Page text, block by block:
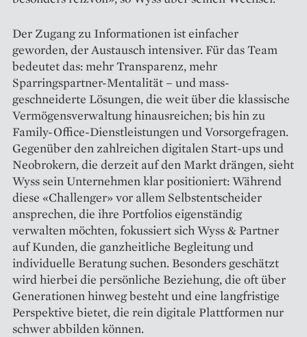
Der Zugang zu Informationen ist einfacher
geworden, der Austausch intensiver. Für das Team
bedeutet das: mehr Transparenz, mehr
Sparringspartner-Mentalität – und mass­
geschneiderte Lösungen, die weit über die klassische
Vermögens­verwaltung hinausreichen; bis hin zu
Family-­Office-Dienstleistungen und Vorsorge­fragen.
Gegenüber den zahlreichen digitalen Start-ups und
Neobrokern, die derzeit auf den Markt drängen, sieht
Wyss sein Unternehmen klar positioniert: Während
diese «Challenger» vor allem Selbst­entscheider
ansprechen, die ihre Portfolios eigenständig
verwalten möchten, fokussiert sich Wyss & Partner
auf Kunden, die ganzheitliche Begleitung und
individuelle Beratung suchen. Besonders geschätzt
wird hierbei die persönliche Beziehung, die oft über
Generationen hinweg besteht und eine langfristige
Perspektive bietet, die rein digitale Plattformen nur
schwer abbilden können.